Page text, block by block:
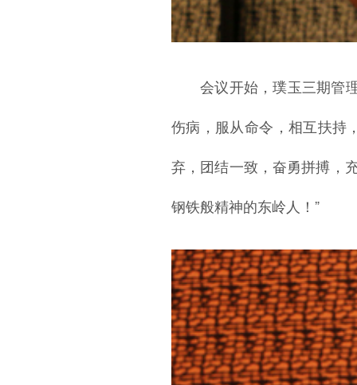
会议开始，璞玉三期管
伤病，服从命令，相互扶持
弃，团结一致，奋勇拼搏，
钢铁般精神的东岭人！”